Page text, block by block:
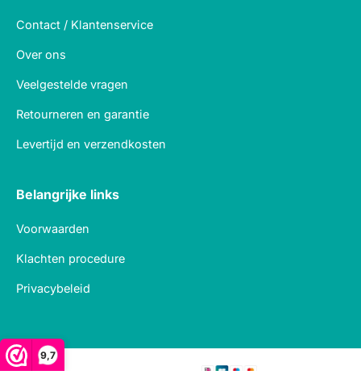
9,7
Contact / Klantenservice
Over ons
Veelgestelde vragen
Retourneren en garantie
Levertijd en verzendkosten
Belangrijke links
Voorwaarden
Klachten procedure
Privacybeleid